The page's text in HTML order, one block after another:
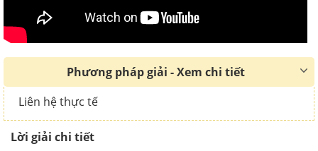
Phương pháp giải - Xem chi tiết
Liên hệ thực tế
Lời giải chi tiết